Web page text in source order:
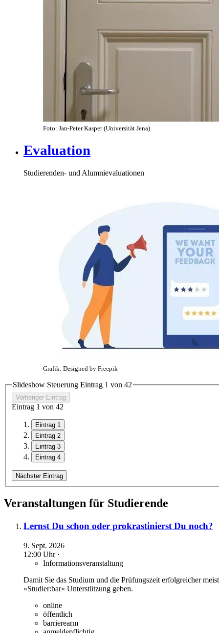
Foto: Jan-Peter Kasper (Universität Jena)
Evaluation
Studierenden- und Alumnievaluationen
Grafik: Designed by Freepik
Slideshow Steuerung Eintrag 1 von 42
Vorheriger Eintrag
Eintrag 1 von 42
Eintrag 1
Eintrag 2
Eintrag 3
Eintrag 4
Nächster Eintrag
Veranstaltungen für Studierende
Lernst Du schon oder prokrastinierst Du noch?
9. Sept. 2026
12:00 Uhr ·
Informationsveranstaltung
Damit Sie das Studium und die Prüfungszeit erfolgreicher
»Studier:bar« Unterstützung geben.
online
öffentlich
barrierearm